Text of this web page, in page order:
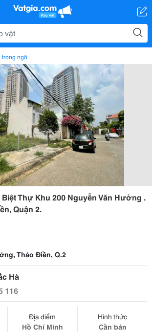
trong ngõ
Thự Khu 200 Nguyễn Văn Hưởng .
Quận 2.
Thảo Điền, Q.2
Hà
116
Địa điểm
Hồ Chí Minh
Hình thức
Cần bán